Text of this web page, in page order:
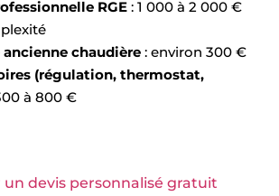
RGE : 1 000 à 2 000 €
ancienne chaudière : environ 300 €
(régulation, thermostat,
à 800 €
devis personnalisé gratuit